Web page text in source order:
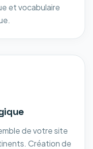
et vocabulaire
de votre site
Création de